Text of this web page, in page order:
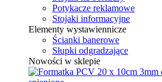
Potykacze reklamowe
Stojaki informacyjne
Elementy wystawiennicze
Ścianki banerowe
Słupki odgradzające
Nowości w sklepie